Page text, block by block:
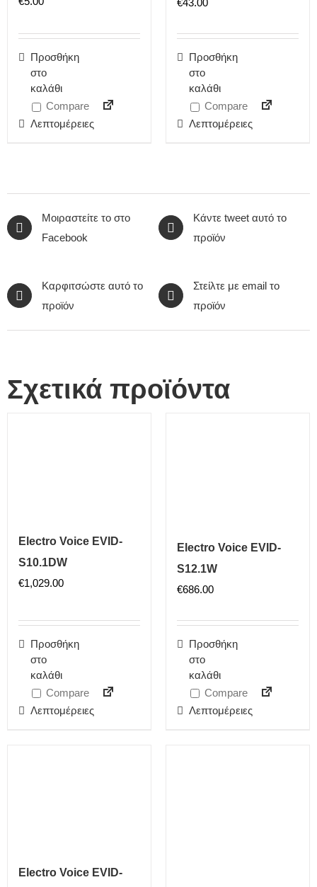
Προσθήκη
στο
καλάθι
Compare
Λεπτομέρειες
€43.00
Προσθήκη
στο
καλάθι
Compare
Λεπτομέρειες
Μοιραστείτε το στο
Facebook
Κάντε tweet αυτό το
προϊόν
Καρφιτσώστε αυτό το
προϊόν
Στείλτε με email το
προϊόν
Σχετικά προϊόντα
Electro Voice EVID-
S10.1DW
€1,029.00
Προσθήκη
στο
καλάθι
Compare
Λεπτομέρειες
Electro Voice EVID-
S12.1W
€686.00
Προσθήκη
στο
καλάθι
Compare
Λεπτομέρειες
Electro Voice EVID-